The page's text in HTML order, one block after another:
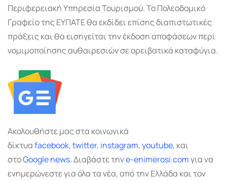
Περιφερειακή Υπηρεσία Τουρισμού. Το Πολεοδομικό
Γραφείο της ΕΥΠΑΤΕ θα εκδίδει επίσης διαπιστωτικές
πράξεις και θα εισηγείται την έκδοση αποφάσεων περί
νομιμοποίησης αυθαιρεσιών σε ορειβατικά καταφύγια.
Ακολουθήστε μας στα κοινωνικά
δίκτυαfacebook,twitter, instagram,youtube, και
στοGooglenews.Διαβάστε τηνe-enimerosi.comγια να
ενημερώνεστε για όλα τα νέα, από την Ελλάδα και τον